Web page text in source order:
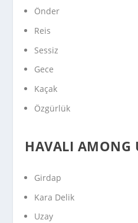
Önder
Reis
Sessiz
Gece
Kaçak
Özgürlük
HAVALI AMONG
Girdap
Kara Delik
Uzay